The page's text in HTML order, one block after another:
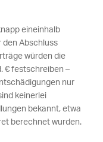
eineinhalb
den Abschluss
würden die
€ festschreiben –
nur
keinerlei
bekannt, etwa
berechnet wurden.